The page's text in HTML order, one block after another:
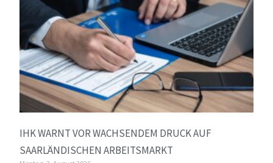
IHK WARNT VOR WACHSENDEM DRUCK AUF
SAARLÄNDISCHEN ARBEITSMARKT